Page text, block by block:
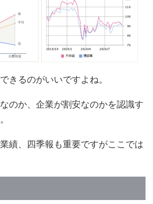
きるのがいいですよね。
のか、企業が割安なのかを認識す
績、四季報も重要ですがここでは